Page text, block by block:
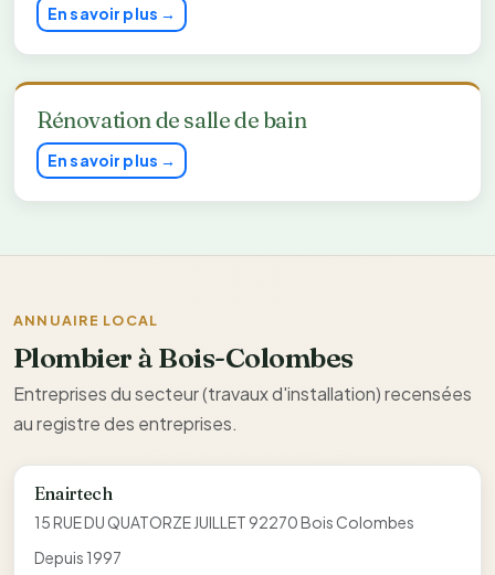
En savoir plus →
Rénovation de salle de bain
En savoir plus →
ANNUAIRE LOCAL
Plombier à Bois-Colombes
Entreprises du secteur (travaux d'installation) recensées
au registre des entreprises.
Enairtech
15 RUE DU QUATORZE JUILLET 92270 Bois Colombes
Depuis 1997